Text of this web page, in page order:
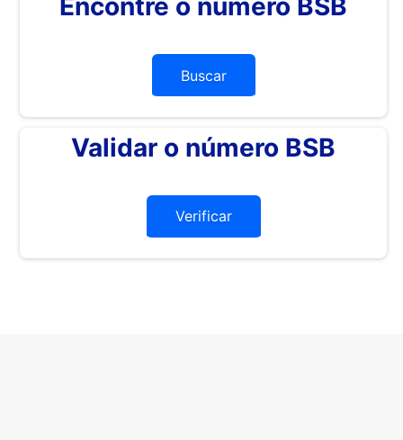
Encontre o número BSB
Buscar
Validar o número BSB
Verificar